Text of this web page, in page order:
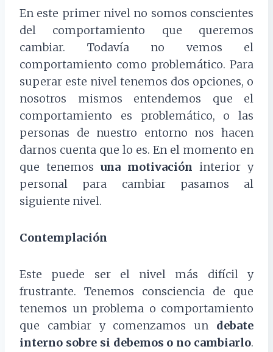
En este primer nivel no somos conscientes
del comportamiento que queremos
cambiar. Todavía no vemos el
comportamiento como problemático. Para
superar este nivel tenemos dos opciones, o
nosotros mismos entendemos que el
comportamiento es problemático, o las
personas de nuestro entorno nos hacen
darnos cuenta que lo es. En el momento en
que tenemos una motivación interior y
personal para cambiar pasamos al
siguiente nivel.
Contemplación
Este puede ser el nivel más difícil y
frustrante. Tenemos consciencia de que
tenemos un problema o comportamiento
que cambiar y comenzamos un debate
interno sobre si debemos o no cambiarlo.